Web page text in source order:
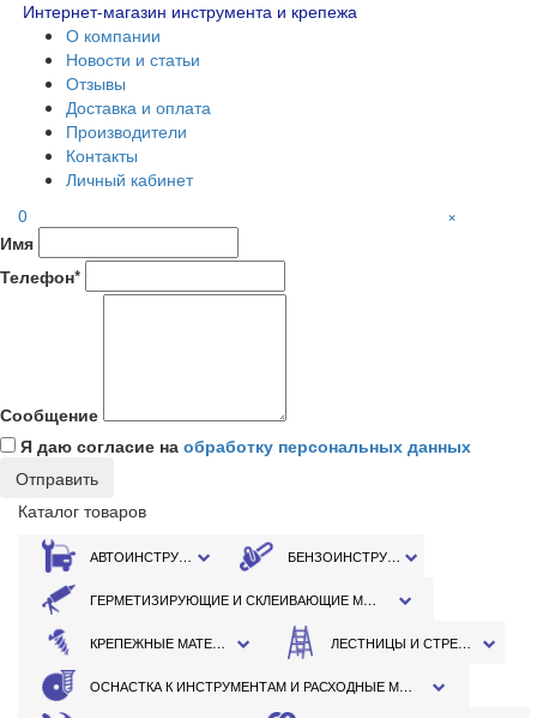
Интернет-магазин инструмента и крепежа
О компании
Новости и статьи
Отзывы
Доставка и оплата
Производители
Контакты
Личный кабинет
0
×
Имя
Телефон*
Сообщение
Я даю согласие на обработку персональных данных
Каталог товаров
АВТОИНСТРУМЕНТ БЕНЗОИНСТРУМЕНТ
ГЕРМЕТИЗИРУЮЩИЕ И СКЛЕИВАЮЩИЕ МАТЕРИАЛЫ
КРЕПЕЖНЫЕ МАТЕРИАЛЫ ЛЕСТНИЦЫ И СТРЕМЯНКИ
ОСНАСТКА К ИНСТРУМЕНТАМ И РАСХОДНЫЕ МАТЕРИАЛЫ